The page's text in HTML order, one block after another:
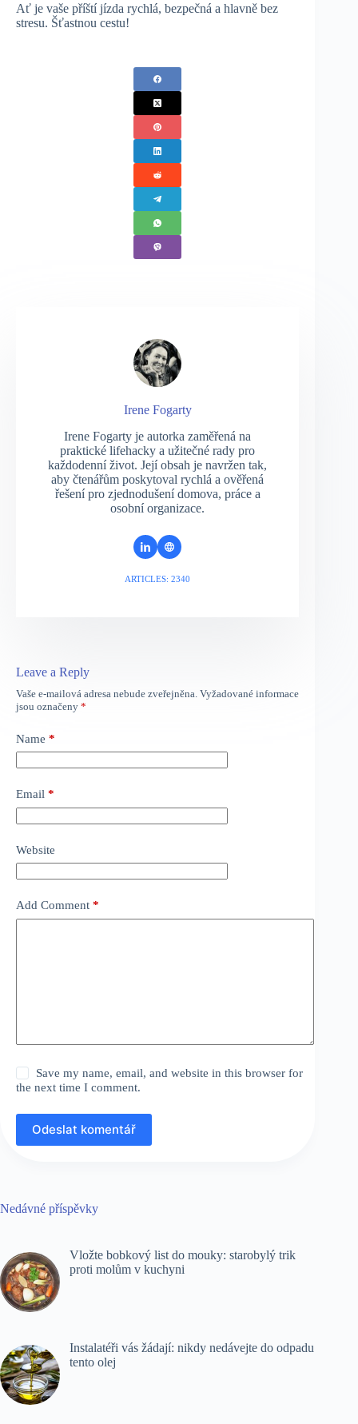
Ať je vaše příští jízda rychlá, bezpečná a hlavně bez
stresu. Šťastnou cestu!
Irene Fogarty
Irene Fogarty je autorka zaměřená na
praktické lifehacky a užitečné rady pro
každodenní život. Její obsah je navržen tak,
aby čtenářům poskytoval rychlá a ověřená
řešení pro zjednodušení domova, práce a
osobní organizace.
ARTICLES: 2340
Leave a Reply
Vaše e-mailová adresa nebude zveřejněna. Vyžadované informace
jsou označeny *
Name *
Email *
Website
Add Comment *
Save my name, email, and website in this browser for
the next time I comment.
Odeslat komentář
Nedávné příspěvky
Vložte bobkový list do mouky: starobylý trik
proti molům v kuchyni
Instalatéři vás žádají: nikdy nedávejte do odpadu
tento olej